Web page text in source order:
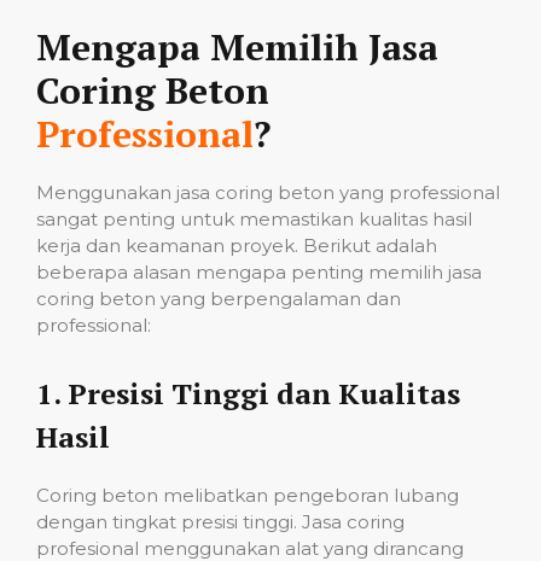
Mengapa Memilih Jasa
Coring Beton
Professional?
Menggunakan jasa coring beton yang professional
sangat penting untuk memastikan kualitas hasil
kerja dan keamanan proyek. Berikut adalah
beberapa alasan mengapa penting memilih jasa
coring beton yang berpengalaman dan
professional:
1. Presisi Tinggi dan Kualitas
Hasil
Coring beton melibatkan pengeboran lubang
dengan tingkat presisi tinggi. Jasa coring
profesional menggunakan alat yang dirancang